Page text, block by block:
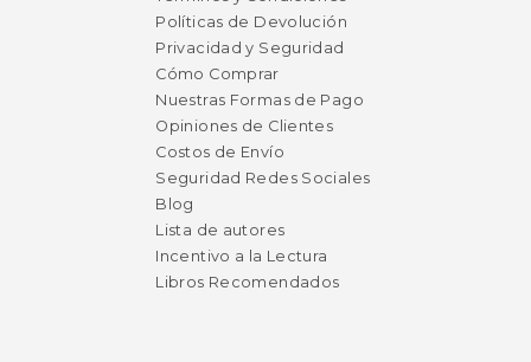
Políticas de Devolución
Privacidad y Seguridad
Cómo Comprar
Nuestras Formas de Pago
Opiniones de Clientes
Costos de Envío
Seguridad Redes Sociales
Blog
Lista de autores
Incentivo a la Lectura
Libros Recomendados